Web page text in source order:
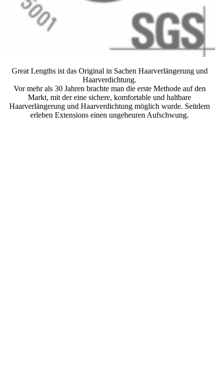
Great Lengths ist das Original in Sachen Haarverlängerung und
Haarverdichtung.
Vor mehr als 30 Jahren brachte man die erste Methode auf den
Markt, mit der eine sichere, komfortable und haltbare
Haarverlängerung und Haarverdichtung möglich wurde. Seitdem
erleben Extensions einen ungeheuren Aufschwung.